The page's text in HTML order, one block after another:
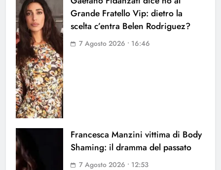
Grande Fratello Vip: dietro la
scelta c’entra Belen Rodriguez?
7 Agosto 2026 • 16:46
Francesca Manzini vittima di Body
Shaming: il dramma del passato
7 Agosto 2026 • 12:53